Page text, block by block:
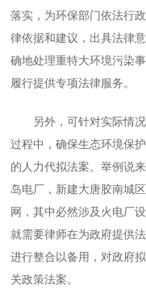
落实，为环保部门依法行
律依据和建议，出具法律
确地处理重特大环境污染
履行提供专项法律服务。
另外，可针对实际情况
过程中，确保生态环境保
的人力代拟法案。举例说
岛电厂，新建大唐胶南城
网，其中必然涉及火电厂
就需要律师在为政府提供
进行整合以备用，对政府
关政策法案。